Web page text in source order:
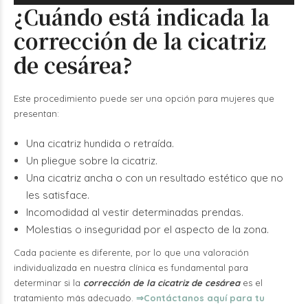
¿Cuándo está indicada la
corrección de la cicatriz
de cesárea?
Este procedimiento puede ser una opción para mujeres que
presentan:
Una cicatriz hundida o retraída.
Un pliegue sobre la cicatriz.
Una cicatriz ancha o con un resultado estético que no
les satisface.
Incomodidad al vestir determinadas prendas.
Molestias o inseguridad por el aspecto de la zona.
Cada paciente es diferente, por lo que una valoración
individualizada en nuestra clínica es fundamental para
determinar si la corrección de la cicatriz de cesáreaes el
tratamiento más adecuado. ⇒Contáctanos aquí para tu